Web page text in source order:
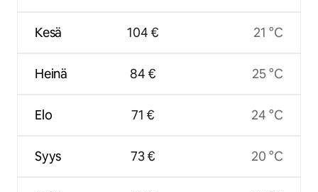
Kesä
Heinä
Elo
Syys
104 €
84 €
71 €
73 €
21 °C
25 °C
24 °C
20 °C